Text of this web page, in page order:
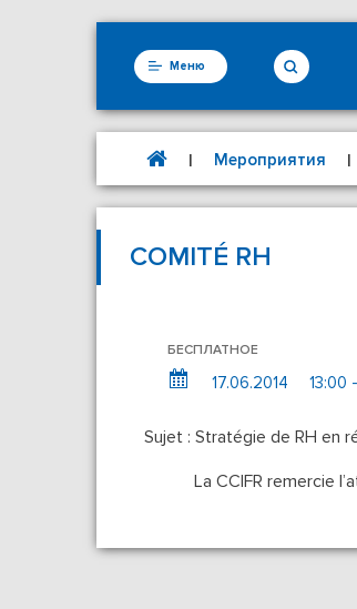
Меню
| Мероприятия |
COMITÉ RH
БЕСПЛАТНОЕ
17.06.2014 13:00
Sujet : Stratégie de RH en
La CCIFR remercie